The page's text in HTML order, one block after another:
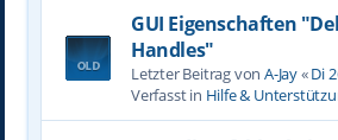
GUI Eigenschaften
Handles"
Letzter Beitrag von A-Jay«Di
Verfasst in Hilfe &